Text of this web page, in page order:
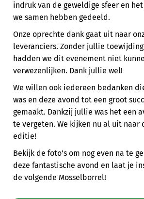
indruk van de geweldige sfeer en
we samen hebben gedeeld.
Onze oprechte dank gaat uit naar
leveranciers. Zonder jullie
hadden we dit evenement niet
verwezenlijken. Dank jullie wel!
We willen ook iedereen bedanken
was en deze avond tot een groot
gemaakt. Dankzij jullie was het een
te vergeten. We kijken nu al uit naar
editie!
Bekijk de foto’s om nog even na te
deze fantastische avond en laat je
de volgende Mosselborrel!